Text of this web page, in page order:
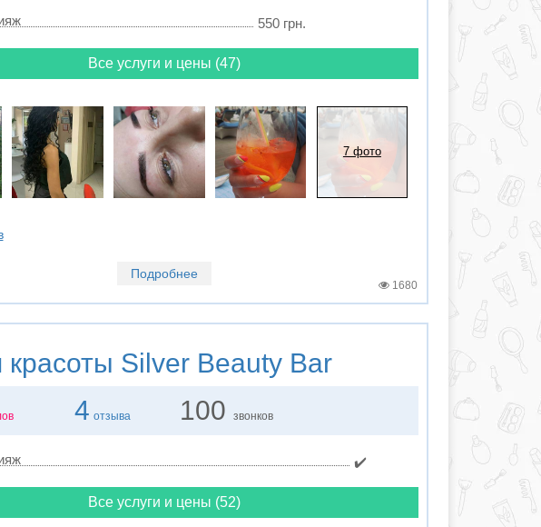
550 грн.
Все услуги и цены (47)
7 фото
Подробнее
1680
красоты Silver Beauty Bar
4 отзыва 100 звонков
✔️
Все услуги и цены (52)